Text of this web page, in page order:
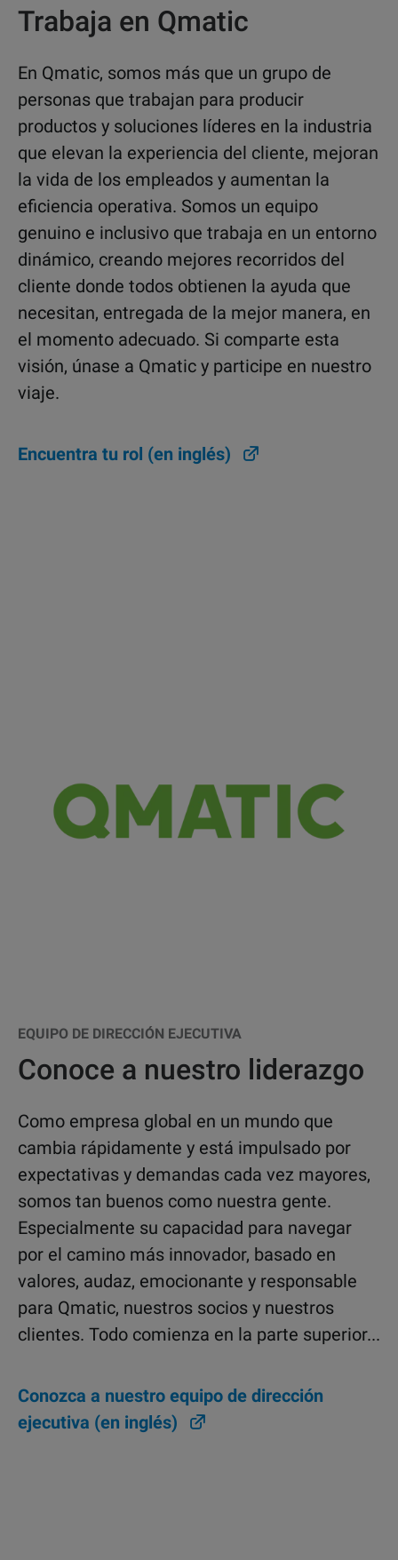
Trabaja en Qmatic
En Qmatic, somos más que un grupo de
personas que trabajan para producir
productos y soluciones líderes en la industria
que elevan la experiencia del cliente, mejoran
la vida de los empleados y aumentan la
eficiencia operativa. Somos un equipo
genuino e inclusivo que trabaja en un entorno
dinámico, creando mejores recorridos del
cliente donde todos obtienen la ayuda que
necesitan, entregada de la mejor manera, en
el momento adecuado. Si comparte esta
visión, únase a Qmatic y participe en nuestro
viaje.
Encuentra tu rol (en inglés)
EQUIPO DE DIRECCIÓN EJECUTIVA
Conoce a nuestro liderazgo
Como empresa global en un mundo que
cambia rápidamente y está impulsado por
expectativas y demandas cada vez mayores,
somos tan buenos como nuestra gente.
Especialmente su capacidad para navegar
por el camino más innovador, basado en
valores, audaz, emocionante y responsable
para Qmatic, nuestros socios y nuestros
clientes. Todo comienza en la parte superior...
Conozca a nuestro equipo de dirección
ejecutiva (en inglés)